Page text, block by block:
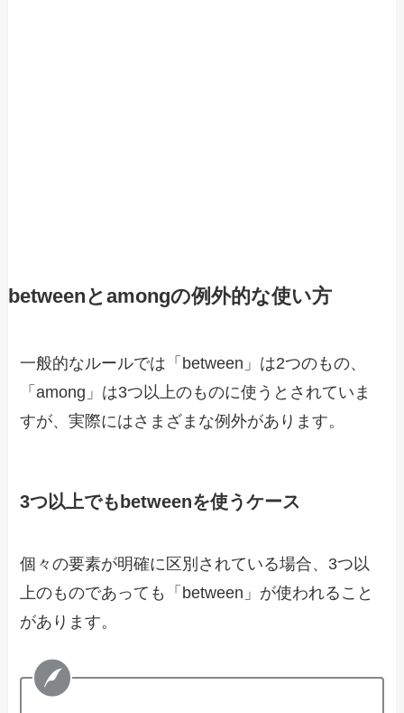
betweenとamongの例外的な使い方
一般的なルールでは「between」は2つのもの、
「among」は3つ以上のものに使うとされていま
すが、実際にはさまざまな例外があります。
3つ以上でもbetweenを使うケース
個々の要素が明確に区別されている場合、3つ以
上のものであっても「between」が使われること
があります。